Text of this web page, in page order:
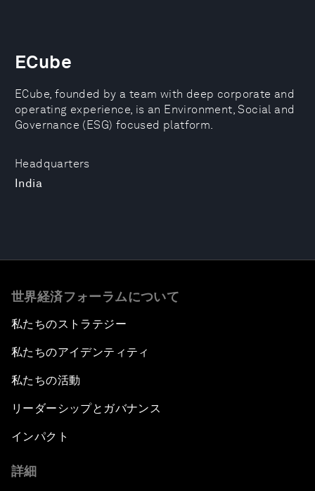
Headquarters
India
ECube
ECube, founded by a team with deep corporate and
operating experience, is an Environment, Social and
Governance (ESG) focused platform.
世界経済フォーラムについて
私たちのストラテジー
私たちのアイデンティティ
私たちの活動
リーダーシップとガバナンス
インパクト
詳細